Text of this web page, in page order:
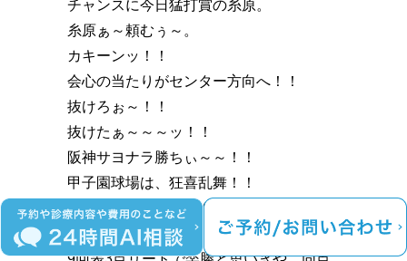
チャンスに今日猛打賞の糸原。
糸原ぁ～頼むぅ～。
カキーンッ️！！
会心の当たりがセンター方向へ️！！
抜けろぉ～！！
抜けたぁ～～～ッ️！！
阪神サヨナラ勝ちぃ～～！！
甲子園球場は、狂喜乱舞！！
横の見知らぬオッさんとハイタッチしま
くり(笑)。